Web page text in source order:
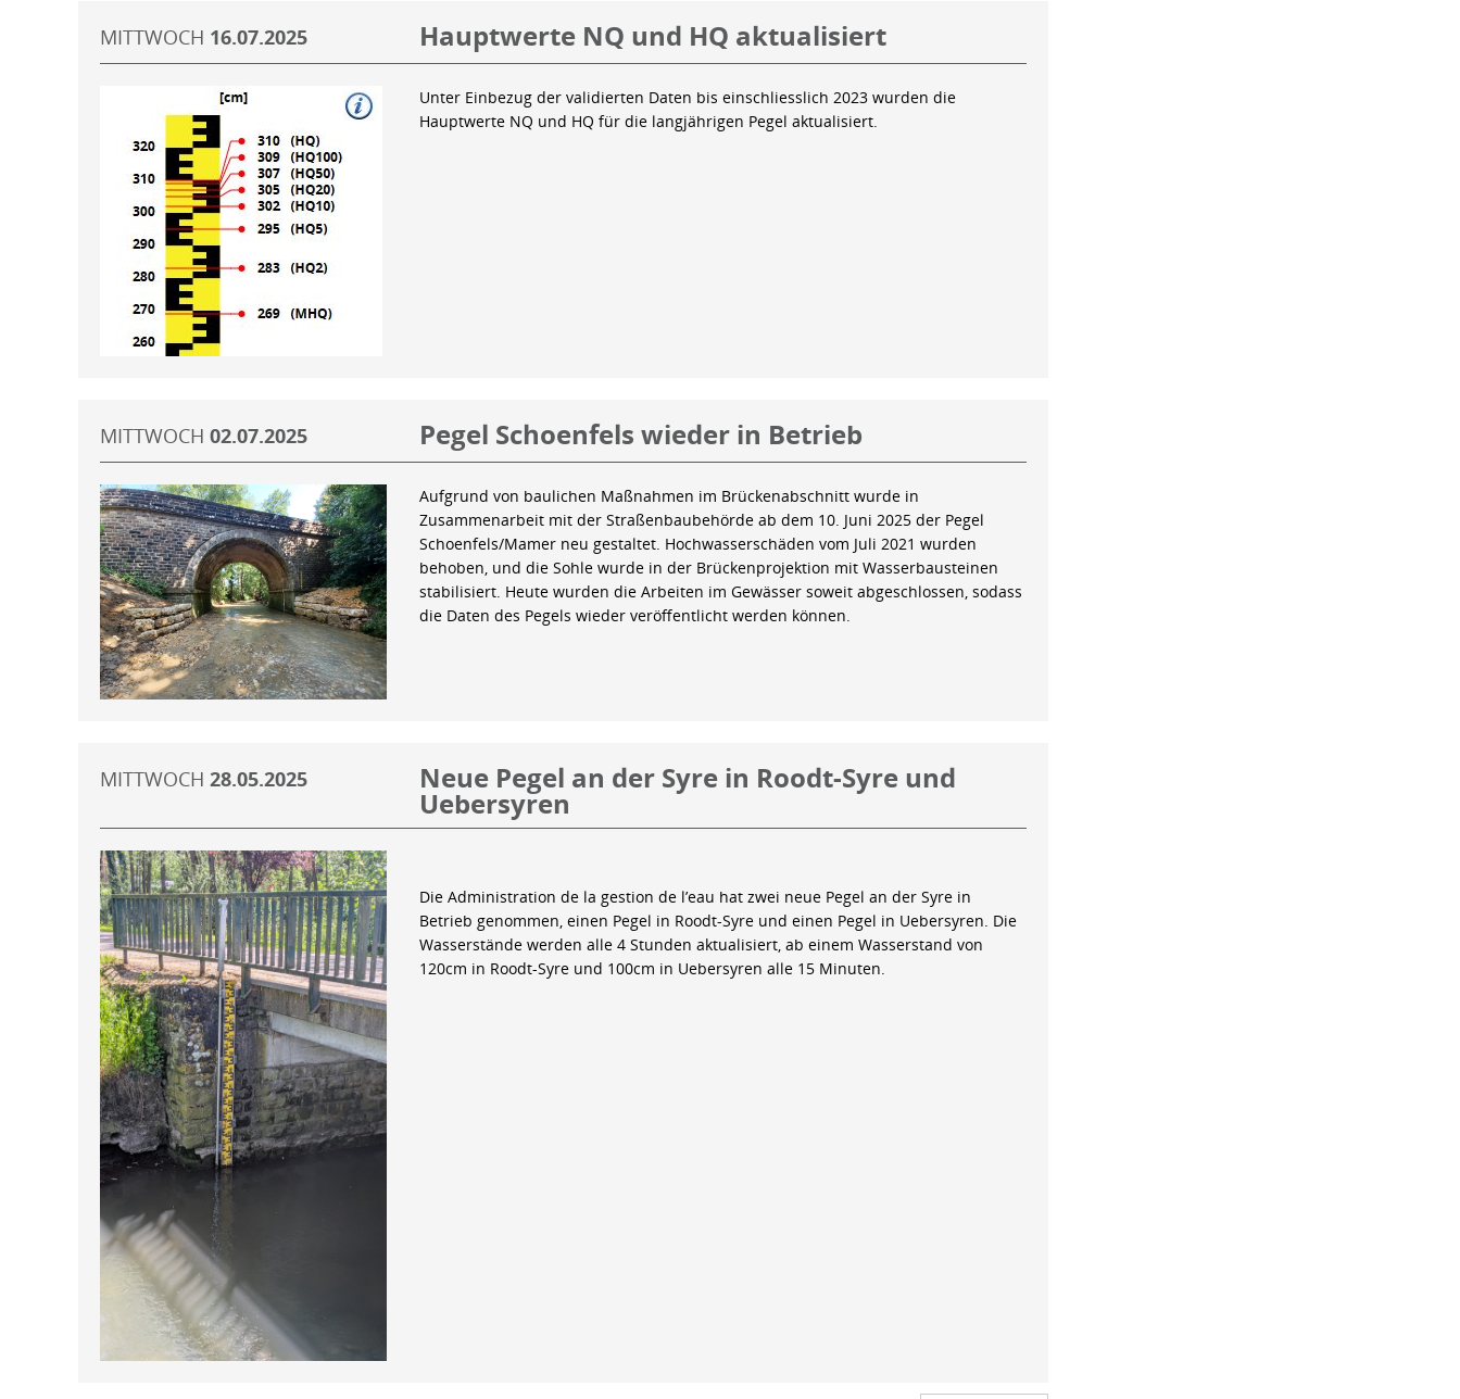
MITTWOCH 16.07.2025 Hauptwerte NQ und HQ aktualisiert
Unter Einbezug der validierten Daten bis einschliesslich 2023 wurden die
Hauptwerte NQ und HQ für die langjährigen Pegel aktualisiert.
MITTWOCH 02.07.2025 Pegel Schoenfels wieder in Betrieb
Aufgrund von baulichen Maßnahmen im Brückenabschnitt wurde in
Zusammenarbeit mit der Straßenbaubehörde ab dem 10. Juni 2025 der Pegel
Schoenfels/Mamer neu gestaltet. Hochwasserschäden vom Juli 2021 wurden
behoben, und die Sohle wurde in der Brückenprojektion mit Wasserbausteinen
stabilisiert. Heute wurden die Arbeiten im Gewässer soweit abgeschlossen, sodass
die Daten des Pegels wieder veröffentlicht werden können.
MITTWOCH 28.05.2025 Neue Pegel an der Syre in Roodt-Syre und
Uebersyren
Die Administration de la gestion de l’eau hat zwei neue Pegel an der Syre in
Betrieb genommen, einen Pegel in Roodt-Syre und einen Pegel in Uebersyren. Die
Wasserstände werden alle 4 Stunden aktualisiert, ab einem Wasserstand von
120cm in Roodt-Syre und 100cm in Uebersyren alle 15 Minuten.